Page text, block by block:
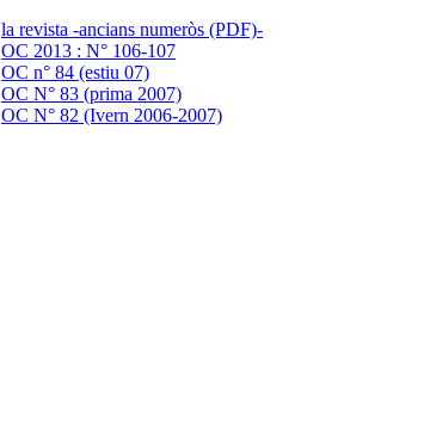
la revista -ancians numeròs (PDF)-
OC 2013 : N° 106-107
OC n° 84 (estiu 07)
OC N° 83 (prima 2007)
OC N° 82 (Ivern 2006-2007)